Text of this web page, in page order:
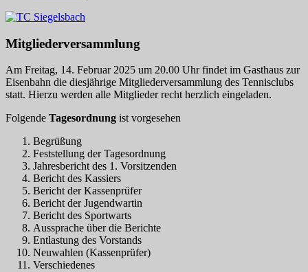
Mitgliederversammlung
Am Freitag, 14. Februar 2025 um 20.00 Uhr findet im Gasthaus zur
Eisenbahn die diesjährige Mitgliederversammlung des Tennisclubs
statt. Hierzu werden alle Mitglieder recht herzlich eingeladen.
Folgende Tagesordnung ist vorgesehen
Begrüßung
Feststellung der Tagesordnung
Jahresbericht des 1. Vorsitzenden
Bericht des Kassiers
Bericht der Kassenprüfer
Bericht der Jugendwartin
Bericht des Sportwarts
Aussprache über die Berichte
Entlastung des Vorstands
Neuwahlen (Kassenprüfer)
Verschiedenes